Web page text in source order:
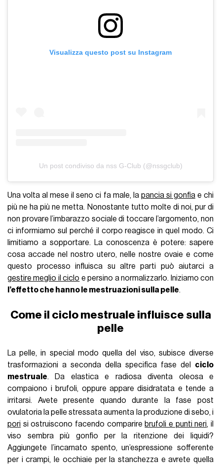
Visualizza questo post su Instagram
Un post condiviso da nss G-Club (@nssgclub)
Una volta al mese il seno ci fa male, la pancia si gonfiae chi
più ne ha più ne metta. Nonostante tutto molte di noi, pur di
non provare l’imbarazzo sociale di toccare l’argomento, non
ci informiamo sul perché il corpo reagisce in quel modo. Ci
limitiamo a sopportare. La conoscenza è potere: sapere
cosa accade nel nostro utero, nelle nostre ovaie e come
questo processo influisca su altre parti può aiutarci a
gestire meglio il ciclo e persino a normalizzarlo. Iniziamo con
l’effetto che hanno le mestruazioni sulla pelle.
Come il ciclo mestruale influisce sulla
pelle
La pelle, in special modo quella del viso, subisce diverse
trasformazioni a seconda della specifica fase del ciclo
mestruale. Da elastica e radiosa diventa oleosa e
compaiono i brufoli, oppure appare disidratata e tende a
irritarsi. Avete presente quando durante la fase post
ovulatoria la pelle stressata aumenta la produzione di sebo, i
pori si ostruiscono facendo comparire brufoli e punti neri, il
viso sembra più gonfio per la ritenzione dei liquidi?
Aggiungete l’incarnato spento, un’espressione sofferente
per i crampi, le occhiaie per la stanchezza e avrete quella